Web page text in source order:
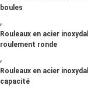
boules
,
Rouleaux en acier
roulement ronde
,
Rouleaux en acier
capacité